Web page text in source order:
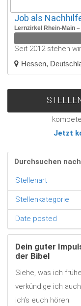
Job als
Lernzirkel Rhein-Main
Seit 2012 stehen
Hessen,
Jetzt
Durchsuchen
Stellenart
Stellenkategorie
Date posted
Dein guter
der Bibel
Siehe, was ich
verkündige ich
ich’s euch hören.